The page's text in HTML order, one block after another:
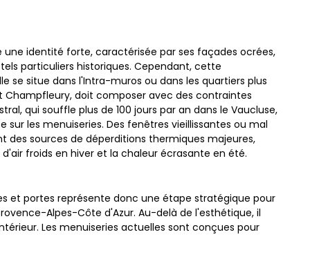
une identité forte, caractérisée par ses façades ocrées,
particuliers historiques. Cependant, cette
se situe dans l'Intra-muros ou dans les quartiers plus
doit composer avec des contraintes
qui souffle plus de 100 jours par an dans le Vaucluse,
sur les menuiseries. Des fenêtres vieillissantes ou mal
des sources de déperditions thermiques majeures,
froids en hiver et la chaleur écrasante en été.
et portes représente donc une étape stratégique pour
Alpes-Côte d'Azur. Au-delà de l'esthétique, il
Les menuiseries actuelles sont conçues pour